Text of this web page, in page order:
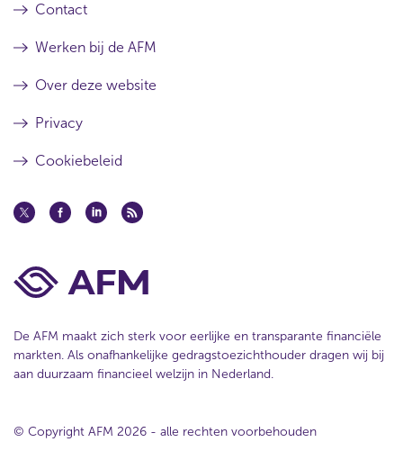
Contact
Werken bij de AFM
Over deze website
Privacy
Cookiebeleid
De AFM maakt zich sterk voor eerlijke en transparante financiële
markten. Als onafhankelijke gedragstoezichthouder dragen wij bij
aan duurzaam financieel welzijn in Nederland.
© Copyright AFM 2026 - alle rechten voorbehouden